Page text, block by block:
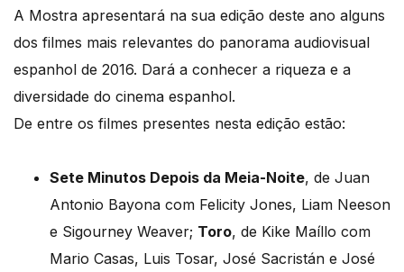
A Mostra apresentará na sua edição deste ano alguns
dos filmes mais relevantes do panorama audiovisual
espanhol de 2016. Dará a conhecer a riqueza e a
diversidade do cinema espanhol.
De entre os filmes presentes nesta edição estão:
Sete Minutos Depois da Meia-Noite, de Juan
Antonio Bayona com Felicity Jones, Liam Neeson
e Sigourney Weaver; Toro, de Kike Maíllo com
Mario Casas, Luis Tosar, José Sacristán e José